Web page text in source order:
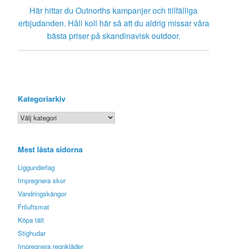
Här hittar du Outnorths kampanjer och tillfälliga
erbjudanden. Håll koll här så att du aldrig missar våra
bästa priser på skandinavisk outdoor.
Kategoriarkiv
Kategoriarkiv
Mest lästa sidorna
Liggunderlag
Impregnera skor
Vandringskängor
Friluftsmat
Köpa tält
Stighudar
Impregnera regnkläder